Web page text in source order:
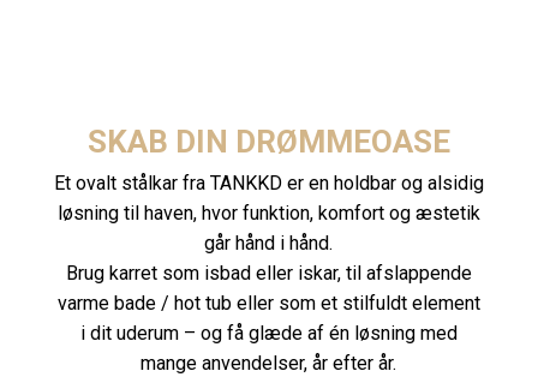
SKAB DIN DRØMMEOASE
Et ovalt stålkar fra TANKKD er en holdbar og alsidig
løsning til haven, hvor funktion, komfort og æstetik
går hånd i hånd.
Brug karret som isbad eller iskar, til afslappende
varme bade / hot tub eller som et stilfuldt element
i dit uderum – og få glæde af én løsning med
mange anvendelser, år efter år.